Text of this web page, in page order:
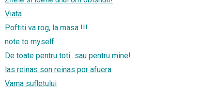
Viata
Poftiti va rog, la masa !!!
note to myself
De toate pentru toti...sau pentru mine!
las reinas son reinas por afuera
Vama sufletului